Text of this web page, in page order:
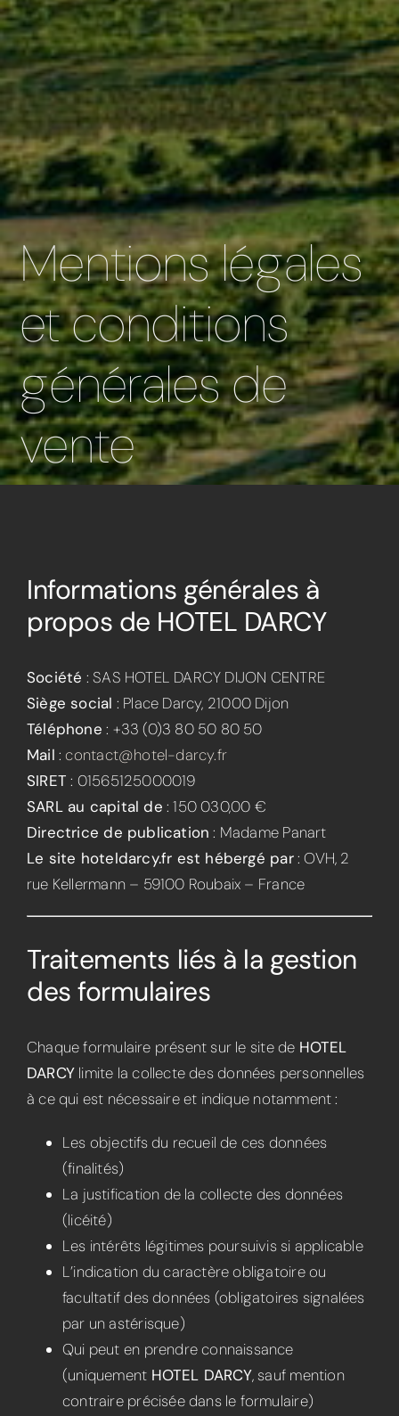
Mentions légales
et conditions
générales de
vente
Informations générales à
propos de HOTEL DARCY
Société : SAS HOTEL DARCY DIJON CENTRE
Siège social : Place Darcy, 21000 Dijon
Téléphone : +33 (0)3 80 50 80 50
Mail :contact@hotel-darcy.fr
SIRET : 01565125000019
SARL au capital de : 150 030,00 €
Directrice de publication : Madame Panart
Le site hoteldarcy.fr est hébergé par: OVH, 2
rue Kellermann – 59100 Roubaix – France
Traitements liés à la gestion
des formulaires
Chaque formulaire présent sur le site de HOTEL
DARCY limite la collecte des données personnelles
à ce qui est nécessaire et indique notamment :
Les objectifs du recueil de ces données
(finalités)
La justification de la collecte des données
(licéité)
Les intérêts légitimes poursuivis si applicable
L’indication du caractère obligatoire ou
facultatif des données (obligatoires signalées
par un astérisque)
Qui peut en prendre connaissance
(uniquement HOTEL DARCY, sauf mention
contraire précisée dans le formulaire)